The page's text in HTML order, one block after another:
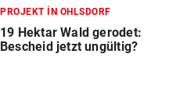
PROJEKT IN OHLSDORF
19 Hektar Wald gerodet:
Bescheid jetzt ungültig?